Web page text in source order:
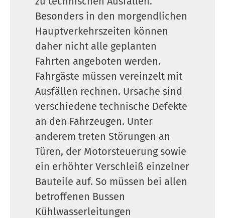
Besonders in den morgendlichen
Hauptverkehrszeiten können
daher nicht alle geplanten
Fahrten angeboten werden.
Fahrgäste müssen vereinzelt mit
Ausfällen rechnen. Ursache sind
verschiedene technische Defekte
an den Fahrzeugen. Unter
anderem treten Störungen an
Türen, der Motorsteuerung sowie
ein erhöhter Verschleiß einzelner
Bauteile auf. So müssen bei allen
betroffenen Bussen
Kühlwasserleitungen